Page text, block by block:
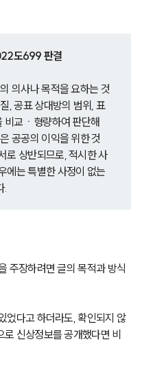
강점
길
리
색
륜
례
무사례
업무
도699 판결
의사나 목적을 요하는 것
, 공표 상대방의 범위, 표
비교ㆍ형량하여 판단해
공공의 이익을 위한 것
로 상반되므로, 적시한 사
에는 특별한 사정이 없는
.
주장하려면 글의 목적과 방식
었다고 하더라도, 확인되지 않
신상정보를 공개했다면 비